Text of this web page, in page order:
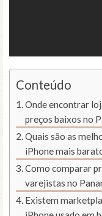
Conteúdo
Onde encontrar
preços baixos no
Quais são as
iPhone mais
Como comparar
varejistas no
Existem